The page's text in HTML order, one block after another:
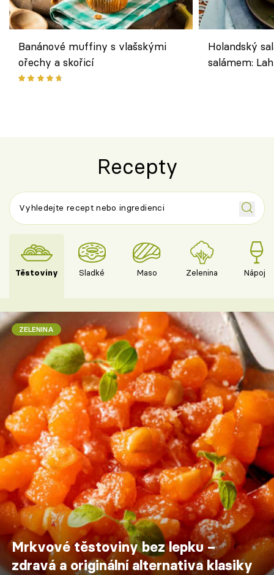
Banánové muffiny s vlašskými
ořechy a skořicí
Holandský
salámem:
Recepty
Těstoviny Sladké Maso Zelenina Nápoje
ZELENINA
Mrkvové těstoviny bez lepku –
zdravá a originální alternativa klasiky